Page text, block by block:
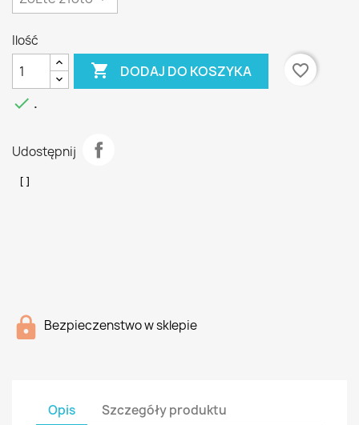
Ilość
 DODAJ DO KOSZYKA
favorite_border
 .
Udostępnij
Bezpieczenstwo w sklepie
Opis Szczegóły produktu